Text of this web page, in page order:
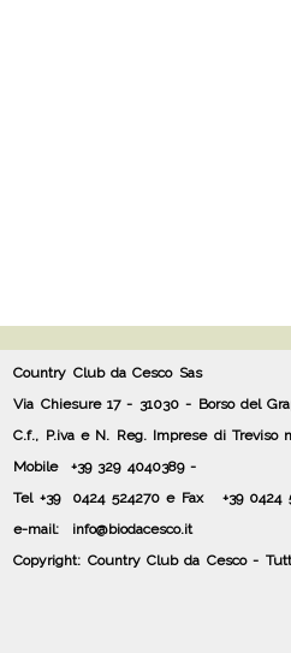
Country Club da Cesco Sas
Via Chiesure 17 - 31030 - Borso del
C.f., P.iva e N. Reg. Imprese di Treviso
Mobile+39 329 4040389 -
Tel +39 0424 524270 e Fax +39 0424
e-mail: info@biodacesco.it
Copyright: Country Club da Cesco -